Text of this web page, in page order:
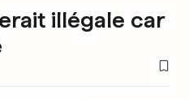
illégale car